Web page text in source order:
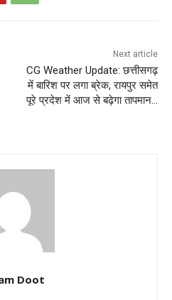
Next article
CG Weather Update: छत्तीसगढ़
में बारिश पर लगा ब्रेक, रायपुर समेत
पूरे प्रदेश में आज से बढ़ेगा तापमान…
Doot